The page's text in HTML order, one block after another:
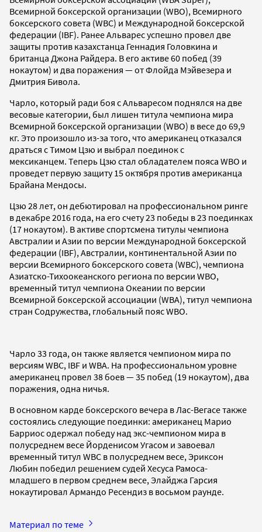
Всемирной боксерской организации (WBO), Всемирного
боксерского совета (WBC) и Международной боксерской
федерации (IBF). Ранее Альварес успешно провел две
защиты против казахстанца Геннадия Головкина и
британца Джона Райдера. В его активе 60 побед (39
нокаутом) и два поражения — от Флойда Мэйвезера и
Дмитрия Бивола.
Чарло, который ради боя с Альваресом поднялся на две
весовые категории, был лишен титула чемпиона мира
Всемирной боксерской организации (WBO) в весе до 69,9
кг. Это произошло из-за того, что американец отказался
драться с Тимом Цзю и выбрал поединок с
мексиканцем. Теперь Цзю стал обладателем пояса WBO и
проведет первую защиту 15 октября против американца
Брайана Мендосы.
Цзю 28 лет, он дебютировал на профессиональном ринге
в декабре 2016 года, на его счету 23 победы в 23 поединках
(17 нокаутом). В активе спортсмена титулы чемпиона
Австралии и Азии по версии Международной боксерской
федерации (IBF), Австралии, континентальной Азии по
версии Всемирного боксерского совета (WBC), чемпиона
Азиатско-Тихоокеанского региона по версии WBO,
временный титул чемпиона Океании по версии
Всемирной боксерской ассоциации (WBA), титул чемпиона
стран Содружества, глобальный пояс WBO.
Чарло 33 года, он также является чемпионом мира по
версиям WBC, IBF и WBA. На профессиональном уровне
американец провел 38 боев — 35 побед (19 нокаутом), два
поражения, одна ничья.
В основном карде боксерского вечера в Лас-Вегасе также
состоялись следующие поединки: американец Марио
Барриос одержал победу над экс-чемпионом мира в
полусреднем весе Йорденисом Угасом и завоевал
временный титул WBC в полусреднем весе, Эриксон
Любин победил решением судей Хесуса Рамоса-
младшего в первом среднем весе, Элайджа Гарсия
нокаутировал Армандо Ресендиз в восьмом раунде.
Материал по теме